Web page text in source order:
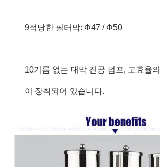
9적당한 필터막: Φ47 / Φ50
10기름 없는 대막 진공 펌프, 고효율
이 장착되어 있습니다.